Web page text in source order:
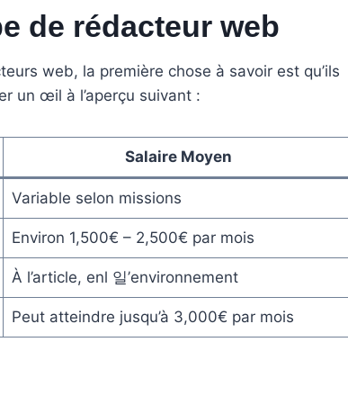
de rédacteur web
web, la première chose à savoir est qu’ils
un œil à l’aperçu suivant :
Salaire Moyen
Variable selon missions
Environ 1,500€ – 2,500€ par mois
À l’article, enl 일’environnement
Peut atteindre jusqu’à 3,000€ par mois